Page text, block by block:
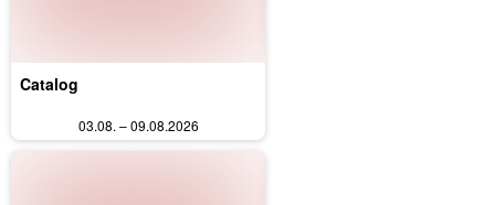
Catalog
03.08. – 09.08.2026